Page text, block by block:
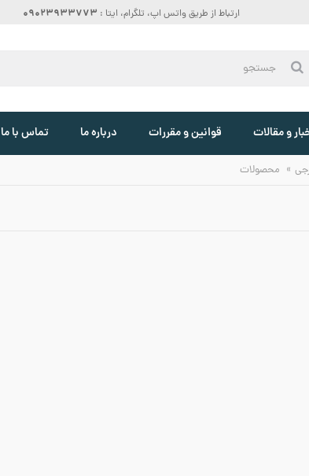
ارتباط از طریق واتس اپ، تلگرام، ایتا : 09023933773
و مقالات قوانین و مقررات درباره ما تماس با ما
» محصولات